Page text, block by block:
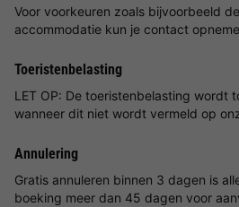
Voor voorkeuren zoals bijvoorbeeld
accommodatie kun je contact
Toeristenbelasting
LET OP: De toeristenbelasting wordt
wanneer dit niet wordt vermeld op
Annulering
Gratis annuleren binnen 3 dagen is
boeking meer dan 45 dagen voor